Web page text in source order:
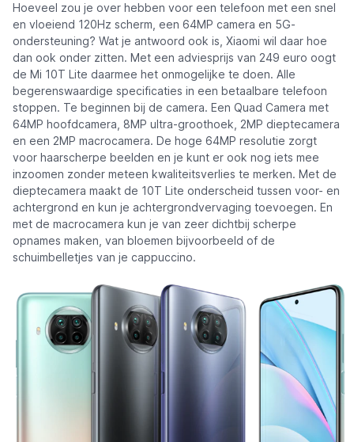
Hoeveel zou je over hebben voor een telefoon met een snel
en vloeiend 120Hz scherm, een 64MP camera en 5G-
ondersteuning? Wat je antwoord ook is, Xiaomi wil daar hoe
dan ook onder zitten. Met een adviesprijs van 249 euro oogt
de Mi 10T Lite daarmee het onmogelijke te doen. Alle
begerenswaardige specificaties in een betaalbare telefoon
stoppen. Te beginnen bij de camera. Een Quad Camera met
64MP hoofdcamera, 8MP ultra-groothoek, 2MP dieptecamera
en een 2MP macrocamera. De hoge 64MP resolutie zorgt
voor haarscherpe beelden en je kunt er ook nog iets mee
inzoomen zonder meteen kwaliteitsverlies te merken. Met de
dieptecamera maakt de 10T Lite onderscheid tussen voor- en
achtergrond en kun je achtergrondvervaging toevoegen. En
met de macrocamera kun je van zeer dichtbij scherpe
opnames maken, van bloemen bijvoorbeeld of de
schuimbelletjes van je cappuccino.